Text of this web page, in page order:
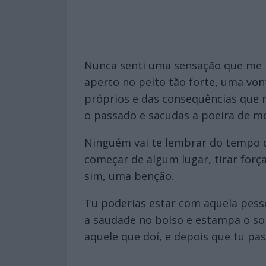
Nunca senti uma sensação que
aperto no peito tão forte, uma
próprios e das consequências
o passado e sacudas a poeira de
Ninguém vai te lembrar do tempo
começar de algum lugar, tirar
sim, uma benção.
Tu poderias estar com aquela
a saudade no bolso e estampa o
aquele que doí, e depois que tu